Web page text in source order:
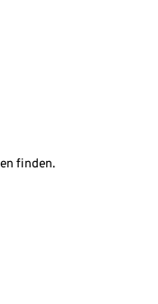
finden.